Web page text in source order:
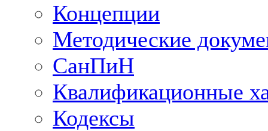
Концепции
Методические
СанПиН
Квалификационные
Кодексы